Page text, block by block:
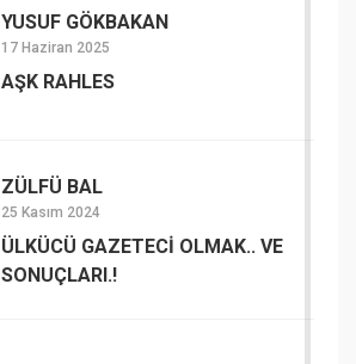
YUSUF GÖKBAKAN
17 Haziran 2025
AŞK RAHLES
ZÜLFÜ BAL
25 Kasım 2024
ÜLKÜCÜ GAZETECİ OLMAK.. VE
SONUÇLARI.!